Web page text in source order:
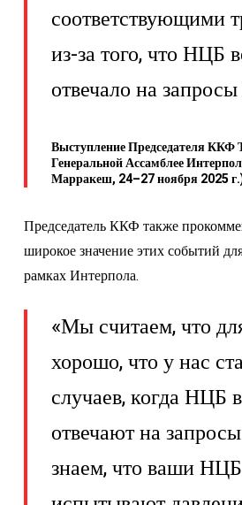
соответствующими
из-за того, что НЦБ
отвечало на
Выступление Председателя ККФ
Генеральной Ассамблее
Марракеш, 24–27 ноября 2025
Председатель ККФ также
широкое значение этих событий
рамках Интерпола.
«Мы считаем, что
хорошо, что у нас
случаев, когда НЦБ
отвечают на
знаем, что ваши